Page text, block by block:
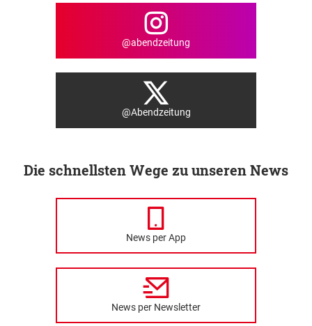
@abendzeitung
@Abendzeitung
Die schnellsten Wege zu unseren News
News per App
News per Newsletter